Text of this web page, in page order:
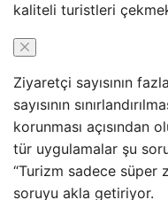
kaliteli turistleri
Ziyaretçi sayısının
sayısının
korunması açısından
tür uygulamalar şu
“Turizm sadece süper
soruyu akla getiriyor.